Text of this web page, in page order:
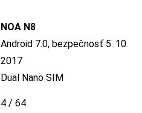
NOA N8
Android 7.0, bezpečnosť 5. 10.
2017
Dual Nano SIM
4 / 64